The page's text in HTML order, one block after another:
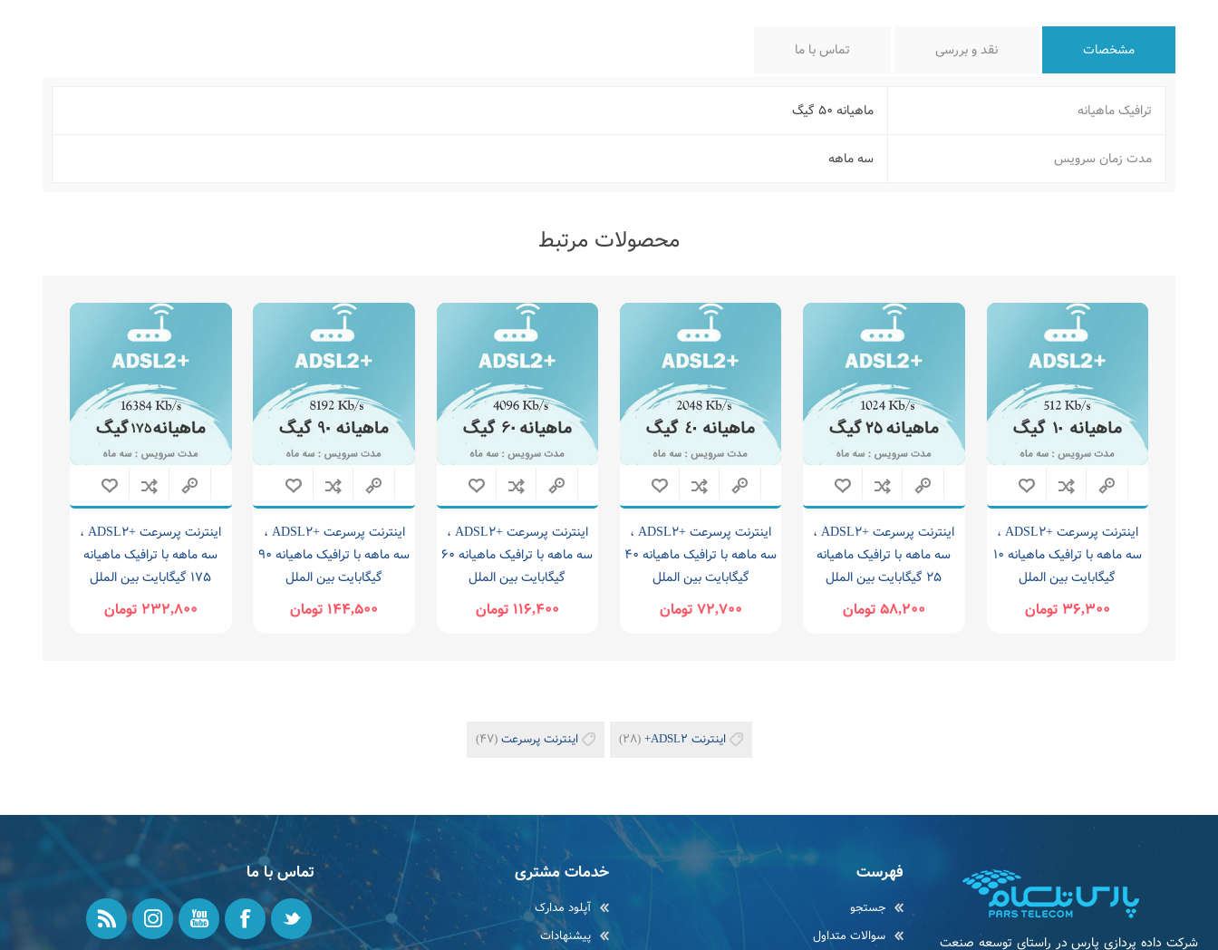
مشخصات نقد و بررسی تماس با ما
ترافیک ماهیانه ماهیانه ۵۰ گیگ
مدت زمان سرویس سه ماهه
محصولات مرتبط
اینترنت پرسرعت +ADSL2 ،
سه ماهه با ترافیک ماهیانه 10
گیگابایت بین الملل
36,300 تومان
اینترنت پرسرعت +ADSL2 ،
سه ماهه با ترافیک ماهیانه
25 گیگابایت بین الملل
58,200 تومان
اینترنت پرسرعت +ADSL2 ،
سه ماهه با ترافیک ماهیانه 40
گیگابایت بین الملل
72,700 تومان
اینترنت پرسرعت +ADSL2 ،
سه ماهه با ترافیک ماهیانه 60
گیگابایت بین الملل
116,400 تومان
اینترنت پرسرعت +ADSL2 ،
سه ماهه با ترافیک ماهیانه 90
گیگابایت بین الملل
144,500 تومان
اینترنت پرسرعت +ADSL2 ،
سه ماهه با ترافیک ماهیانه
175 گیگابایت بین الملل
232,800 تومان
اینترنت ADSL2+ (28) اینترنت پرسرعت (47)
شرکت داده پردازی پارس در راستای توسعه صنعت
فهرست
جستجو
سوالات متداول
خدمات مشتری
آپلود مدارک
پیشنهادات
تماس با ما